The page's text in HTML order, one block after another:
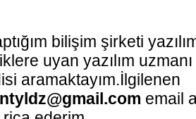
bilişim şirketi
uyan yazılım
aramaktayım.İlgilenen
email